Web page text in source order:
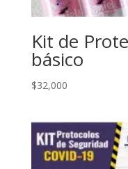
Kit de
básico
$32,000